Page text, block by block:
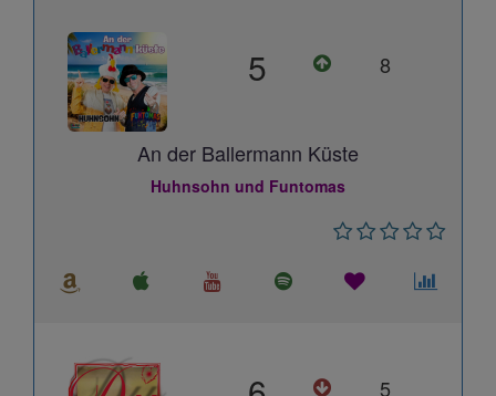
5 8
An der Ballermann Küste
Huhnsohn und Funtomas
5